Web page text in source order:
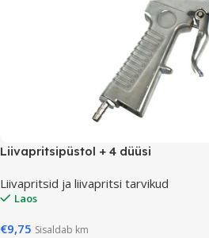
Liivapritsipüstol + 4 düüsi
Liivapritsid ja liivapritsi tarvikud
Laos
€9,75 Sisaldab km